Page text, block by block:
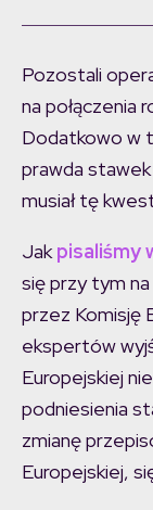
Pozostali
na połączenia
Dodatkowo w
prawda stawek
musiał tę
Jakpisaliśmy
się przy tym
przez Komisję
ekspertów
Europejskiej
podniesienia
zmianę
Europejskiej,